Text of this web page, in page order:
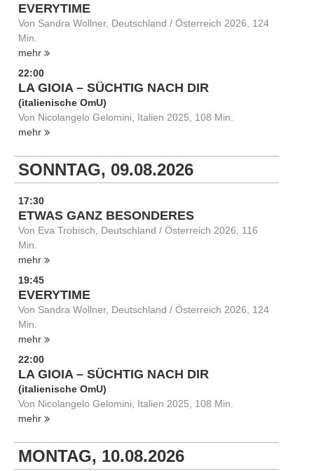
EVERYTIME
Von Sandra Wollner, Deutschland / Österreich 2026, 124
Min.
mehr
22:00
LA GIOIA – SÜCHTIG NACH DIR
(italienische OmU)
Von Nicolangelo Gelomini, Italien 2025, 108 Min.
mehr
SONNTAG, 09.08.2026
17:30
ETWAS GANZ BESONDERES
Von Eva Trobisch, Deutschland / Österreich 2026, 116
Min.
mehr
19:45
EVERYTIME
Von Sandra Wollner, Deutschland / Österreich 2026, 124
Min.
mehr
22:00
LA GIOIA – SÜCHTIG NACH DIR
(italienische OmU)
Von Nicolangelo Gelomini, Italien 2025, 108 Min.
mehr
MONTAG, 10.08.2026